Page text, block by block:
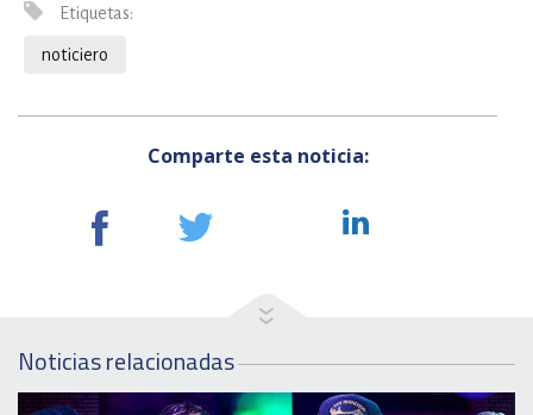
Etiquetas:
noticiero
Comparte esta noticia:
Noticias relacionadas